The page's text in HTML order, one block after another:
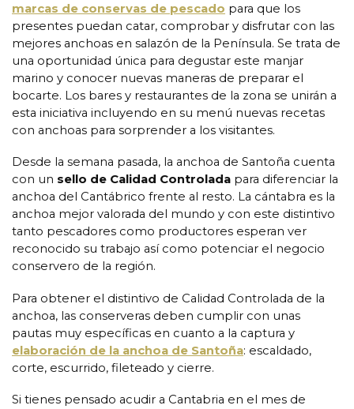
marcas de conservas de pescado para que los
presentes puedan catar, comprobar y disfrutar con las
mejores anchoas en salazón de la Península. Se trata de
una oportunidad única para degustar este manjar
marino y conocer nuevas maneras de preparar el
bocarte. Los bares y restaurantes de la zona se unirán a
esta iniciativa incluyendo en su menú nuevas recetas
con anchoas para sorprender a los visitantes.
Desde la semana pasada, la anchoa de Santoña cuenta
con un sello de Calidad Controlada para diferenciar la
anchoa del Cantábrico frente al resto. La cántabra es la
anchoa mejor valorada del mundo y con este distintivo
tanto pescadores como productores esperan ver
reconocido su trabajo así como potenciar el negocio
conservero de la región.
Para obtener el distintivo de Calidad Controlada de la
anchoa, las conserveras deben cumplir con unas
pautas muy específicas en cuanto a la captura y
elaboración de la anchoa de Santoña: escaldado,
corte, escurrido, fileteado y cierre.
Si tienes pensado acudir a Cantabria en el mes de